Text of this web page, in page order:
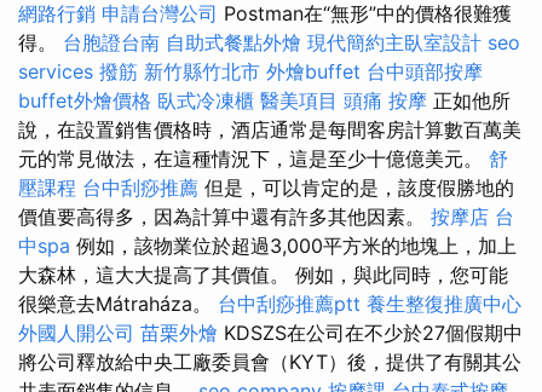
網路行銷 申請台灣公司 Postman在“無形”中的價格很難獲
得。 台胞證台南 自助式餐點外燴 現代簡約主臥室設計 seo
services 撥筋 新竹縣竹北市 外燴buffet 台中頭部按摩
buffet外燴價格 臥式冷凍櫃 醫美項目 頭痛 按摩 正如他所
說，在設置銷售價格時，酒店通常是每間客房計算數百萬美
元的常見做法，在這種情況下，這是至少十億億美元。 舒
壓課程 台中刮痧推薦 但是，可以肯定的是，該度假勝地的
價值要高得多，因為計算中還有許多其他因素。 按摩店 台
中spa 例如，該物業位於超過3,000平方米的地塊上，加上
大森林，這大大提高了其價值。 例如，與此同時，您可能
很樂意去Mátraháza。 台中刮痧推薦ptt 養生整復推廣中心
外國人開公司 苗栗外燴 KDSZS在公司在不少於27個假期中
將公司釋放給中央工廠委員會（KYT）後，提供了有關其公